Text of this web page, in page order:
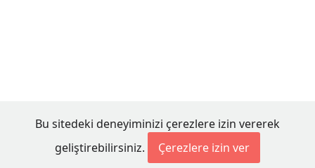
Bu sitedeki deneyiminizi çerezlere izin vererek
geliştirebilirsiniz.
Çerezlere izin ver